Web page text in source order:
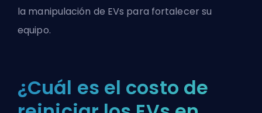
la manipulación de EVs para fortalecer su
equipo.
¿Cuál es el costo de